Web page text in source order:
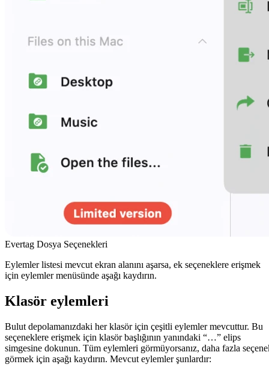
Evertag Dosya Seçenekleri
Eylemler listesi mevcut ekran alanını aşarsa, ek seçeneklere erişmek
için eylemler menüsünde aşağı kaydırın.
Klasör eylemleri
Bulut depolamanızdaki her klasör için çeşitli eylemler mevcuttur. Bu
seçeneklere erişmek için klasör başlığının yanındaki “…” elips
simgesine dokunun. Tüm eylemleri görmüyorsanız, daha fazla
görmek için aşağı kaydırın. Mevcut eylemler şunlardır: